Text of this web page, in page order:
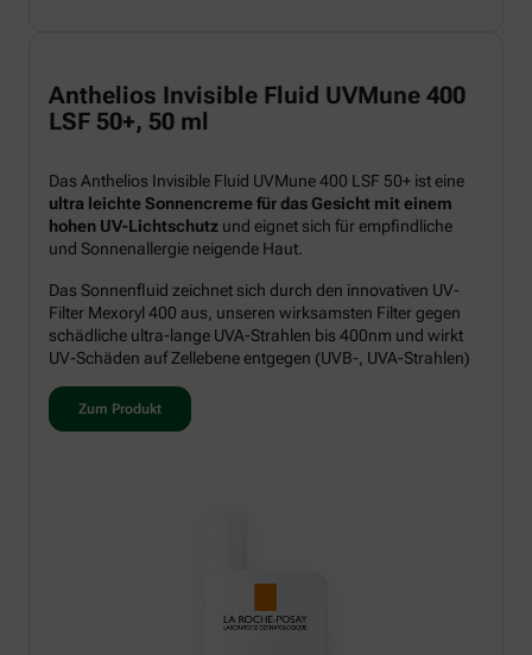
Anthelios Invisible Fluid UVMune 400
LSF 50+, 50 ml
Das Anthelios Invisible Fluid UVMune 400 LSF 50+ ist eine
ultra leichte Sonnencreme für das Gesicht mit einem
hohen UV-Lichtschutz und eignet sich für empfindliche
und Sonnenallergie neigende Haut.
Das Sonnenfluid zeichnet sich durch den innovativen UV-
Filter Mexoryl 400 aus, unseren wirksamsten Filter gegen
schädliche ultra-lange UVA-Strahlen bis 400nm und wirkt
UV-Schäden auf Zellebene entgegen (UVB-, UVA-Strahlen)
Zum Produkt